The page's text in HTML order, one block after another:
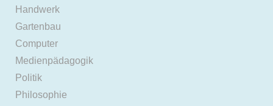
Handwerk
Gartenbau
Computer
Medienpädagogik
Politik
Philosophie